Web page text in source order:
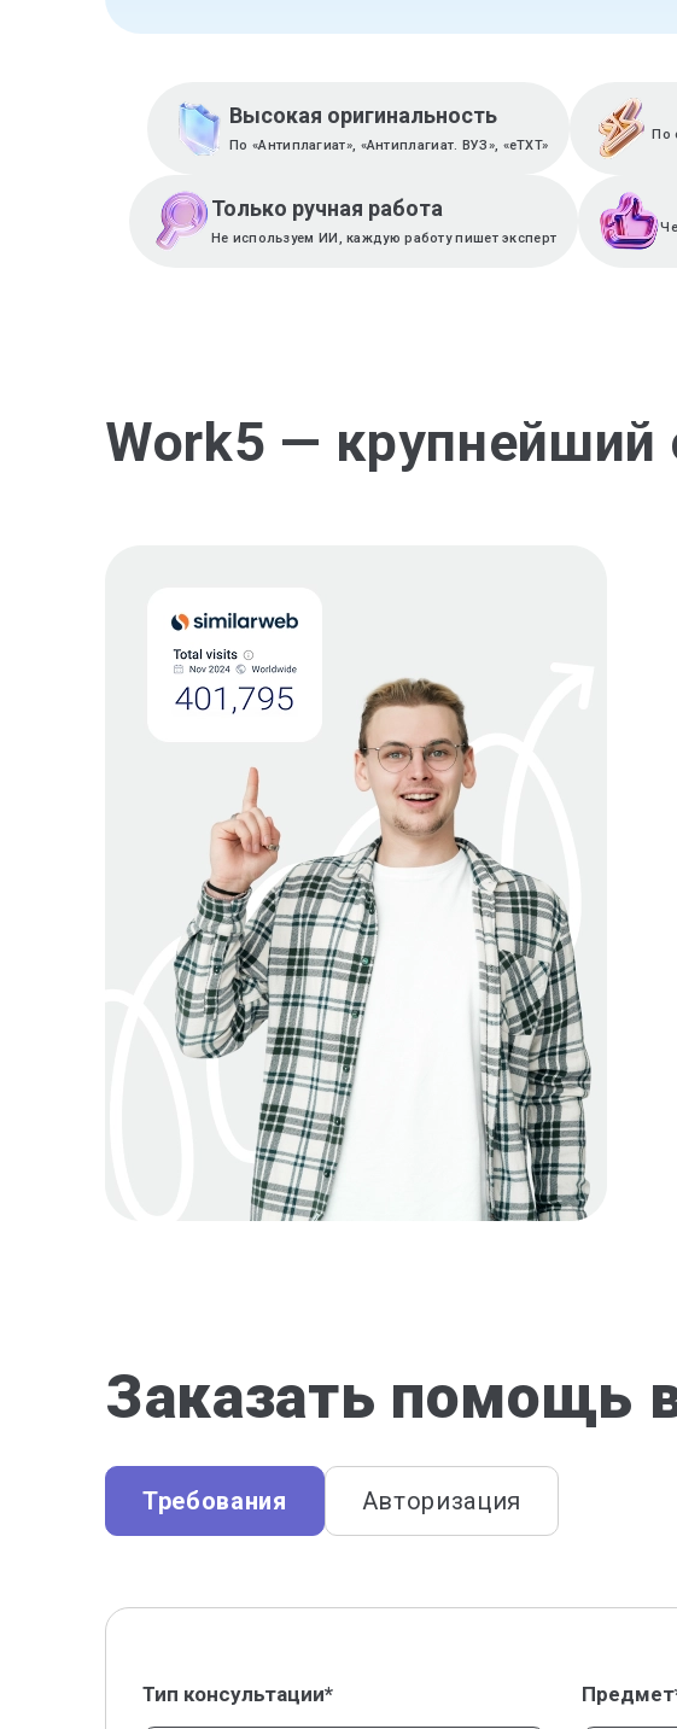
Высокая оригинальность
По «Антиплагиат», «Антиплагиат. ВУЗ», «eTXT»
По
Только ручная работа
Не используем ИИ, каждую работу пишет эксперт
Work5 — крупнейший
Заказать помощь
Требования Авторизация
Тип консультации*